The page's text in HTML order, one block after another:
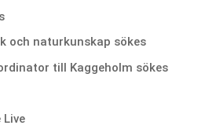
och naturkunskap sökes
till Kaggeholm sökes
Live